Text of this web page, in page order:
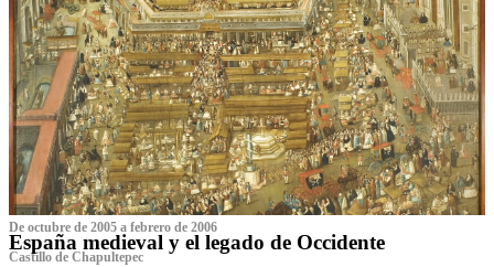
De octubre de 2005 a febrero de 2006
España medieval y el legado de Occidente
Castillo de Chapultepec